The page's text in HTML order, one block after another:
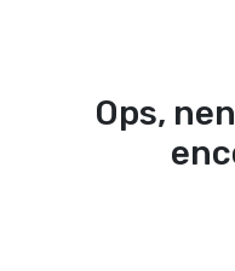
Ops,